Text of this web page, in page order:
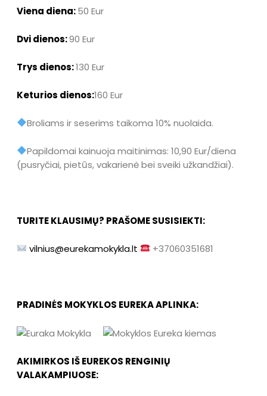
Viena diena:50 Eur
Dvi dienos:90 Eur
Trys dienos:130 Eur
Keturios dienos:160 Eur
Broliams ir seserims taikoma 10% nuolaida.
Papildomai kainuoja maitinimas: 10,90 Eur/diena
(pusryčiai, pietūs, vakarienė bei sveiki užkandžiai).
TURITE KLAUSIMŲ? PRAŠOME SUSISIEKTI:
vilnius@eurekamokykla.lt +37060351681
PRADINĖS MOKYKLOS EUREKA APLINKA:
AKIMIRKOS IŠ EUREKOS RENGINIŲ
VALAKAMPIUOSE: